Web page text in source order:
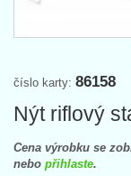
číslo karty: 86158
Nýt riflový
Cena výrobku se
nebo přihlaste.